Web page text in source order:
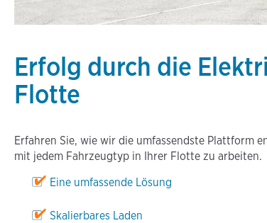
Erfolg durch die
Flotte
Erfahren Sie, wie wir die umfassendste Plattform
mit jedem Fahrzeugtyp in Ihrer Flotte zu arbeiten.
Eine umfassende Lösung
Skalierbares Laden